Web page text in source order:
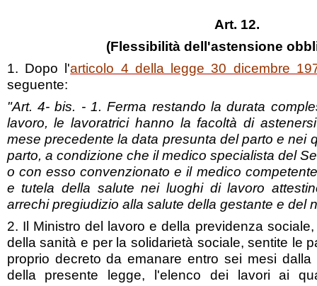
Art. 12.
(Flessibilità dell'astensione
1. Dopo l'articolo 4 della legge 30 dicembre
seguente:
"Art. 4- bis. - 1. Ferma restando la durata
lavoro, le lavoratrici hanno la facoltà di
mese precedente la data presunta del parto e nei
parto, a condizione che il medico specialista del
o con esso convenzionato e il medico
e tutela della salute nei luoghi di lavoro
arrechi pregiudizio alla salute della gestante e del
2. Il Ministro del lavoro e della previdenza
della sanità e per la solidarietà sociale, sentite le
proprio decreto da emanare entro sei mesi
della presente legge, l'elenco dei lavori ai